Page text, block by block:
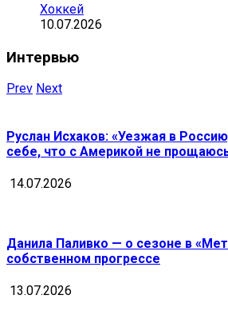
Хоккей
10.07.2026
Интервью
Prev Next
Руслан Исхаков: «Уезжая в
себе, что с Америкой не
14.07.2026
Данила Паливко — о сезоне в
собственном прогрессе
13.07.2026